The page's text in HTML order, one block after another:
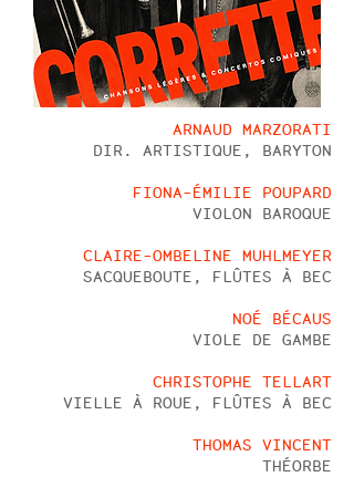
ARNAUD MARZORATI
DIR. ARTISTIQUE, BARYTON
FIONA-ÉMILIE POUPARD
VIOLON BAROQUE
CLAIRE-OMBELINE MUHLMEYER
SACQUEBOUTE, FLÛTES À BEC
NOÉ BÉCAUS
VIOLE DE GAMBE
CHRISTOPHE TELLART
VIELLE À ROUE, FLÛTES À BEC
THOMAS VINCENT
THÉORBE